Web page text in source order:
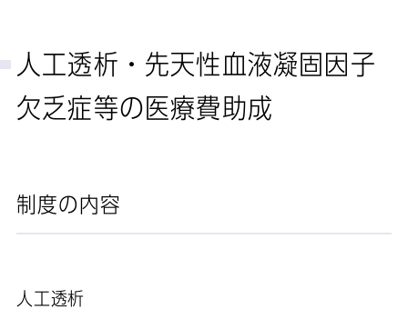
人工透析・先天性血液凝固因子
欠乏症等の医療費助成
制度の内容
人工透析